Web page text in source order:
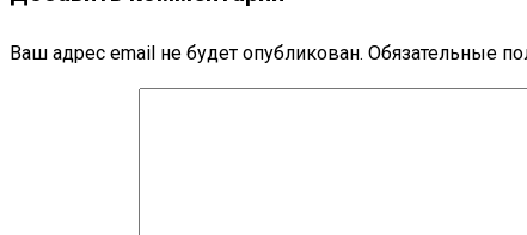
Ваш адрес email не будет опубликован. Обязательные